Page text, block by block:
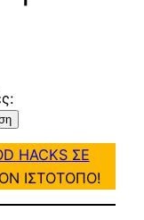
HACKS ΣΕ
ΙΣΤΟΤΟΠΟ!